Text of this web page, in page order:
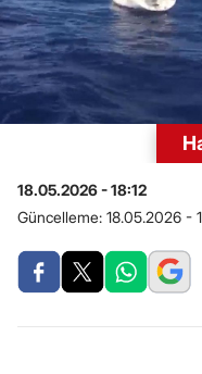
18.05.2026 - 18:12
Güncelleme: 18.05.2026 -